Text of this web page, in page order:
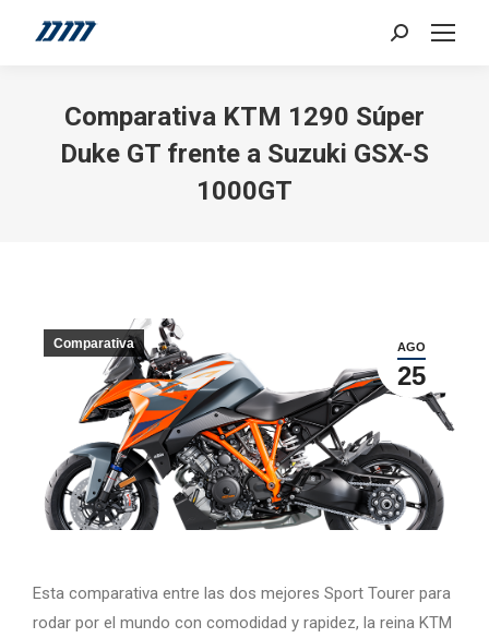
Search:
Comparativa KTM 1290 Súper
Duke GT frente a Suzuki GSX-S
1000GT
AGO
25
Comparativa
Esta comparativa entre las dos mejores Sport Tourer para
rodar por el mundo con comodidad y rapidez, la reina KTM